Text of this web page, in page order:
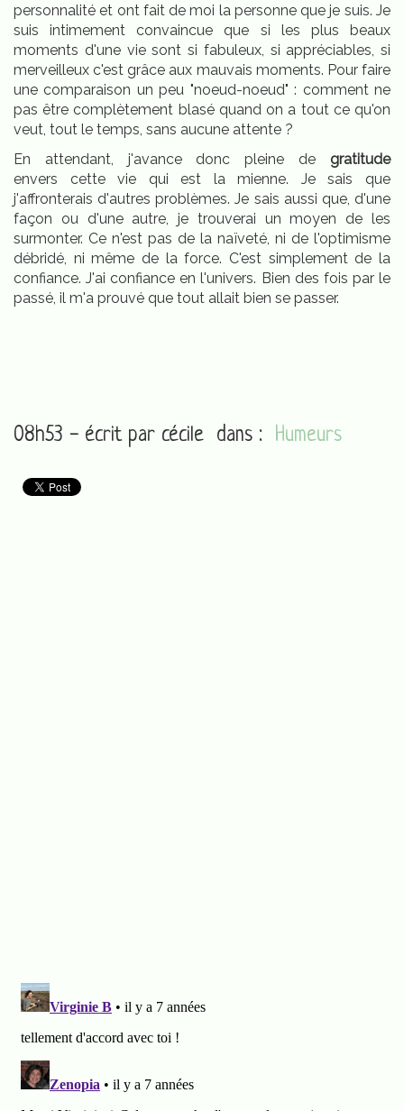
personnalité et ont fait de moi la personne que je suis. Je
suis intimement convaincue que si les plus beaux
moments d'une vie sont si fabuleux, si appréciables, si
merveilleux c'est grâce aux mauvais moments. Pour faire
une comparaison un peu "noeud-noeud" : comment ne
pas être complètement blasé quand on a tout ce qu'on
veut, tout le temps, sans aucune attente ?
En attendant, j'avance donc pleine de gratitude
envers cette vie qui est la mienne. Je sais que
j'affronterais d'autres problèmes. Je sais aussi que, d'une
façon ou d'une autre, je trouverai un moyen de les
surmonter. Ce n'est pas de la naïveté, ni de l'optimisme
débridé, ni même de la force. C'est simplement de la
confiance. J'ai confiance en l'univers. Bien des fois par le
passé, il m'a prouvé que tout allait bien se passer.
08h53 - écrit par cécile dans : Humeurs